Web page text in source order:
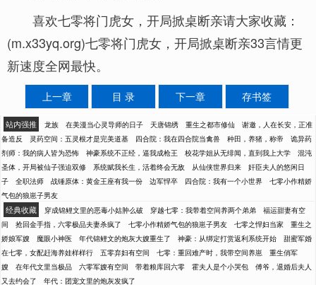
喜欢七零将门虎女，开局掀桌断亲请大家收藏：
(m.x33yq.org)七零将门虎女，开局掀桌断亲33言情更
新速度全网最快。
上一章 目 录 下一章 存书签
站内强推 龙族 在美漫当心灵导师的日子 天唐锦绣 重生之都市修仙
谢邀，人在长安，正准
备造反
灵药空间：五灵根才是完美道基 四合院：我在四合院当禽兽 种田，养猪，称帝
诡异药
剂师：我的病人皆为恐怖
神豪系统不正经，逼我成枪王 校花学姐从无绯闻，直到我上大学
混沌
圣体，开局被仙子强迫双修
系统赋我长生，活着终会无敌 从仙侠世界归来
奸臣夫人的悠闲日
子
全职法师 战锤原体：黄金王座有我一份 边军悍卒 四合院：我有一个小世界
七零小作精娇
气包的狼崽子男友
经典收藏 穿成锦鲤文里的恶毒小姑肿么破 穿越七零：我带着空间养两个弟弟
福运甜妻有空
间
抢回金手指，六零极品夫妻杀疯了 七零小作精娇气包的狼崽子男友 七零之悍妇当家
重生之
娇娘军嫂
魔眼小神医 年代锦鲤文的炮灰大嫂重生了 神豪：从绑定打赏返利系统开始
甜蜜军婚
在七零，女配赶海养娃样样行
五零弃妇有空间 七零：重回难产时，我带空间养崽
重生俏军
嫂
在年代文里当极品 六零军嫂有空间 带着粮库回六零 霍夫人是个小哭包
傅爷，退婚后夫人
又去约会了
年代：团宠文里的炮灰发疯了